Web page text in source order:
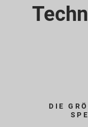
DIE